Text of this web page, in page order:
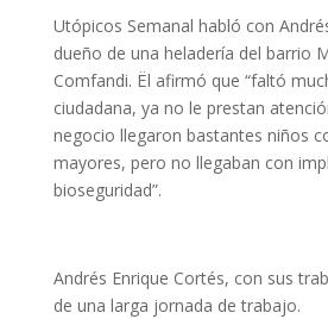
Utópicos Semanal habló con
dueño de una heladería del barrio
Comfandi. Ël afirmó que “faltó
ciudadana, ya no le prestan
negocio llegaron bastantes niños
mayores, pero no llegaban con
bioseguridad”.
Andrés Enrique Cortés, con sus
de una larga jornada de trabajo.